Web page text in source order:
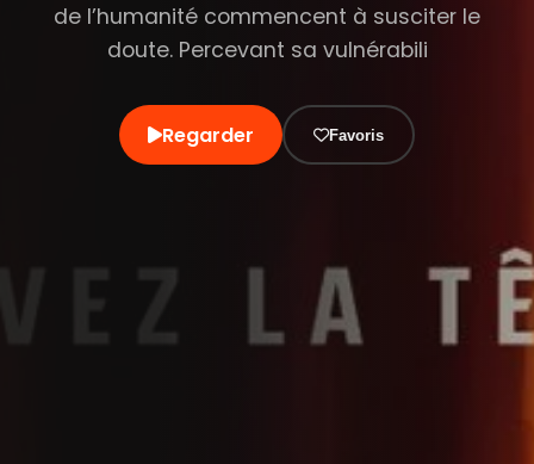
de l’humanité commencent à susciter le
doute. Percevant sa vulnérabili
Regarder Favoris